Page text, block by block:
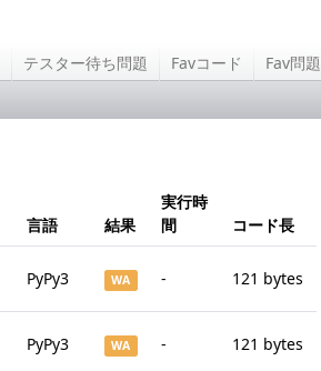
テスター待ち問題 Favコード Fav問題
言語 結果
実行時
間
コード長
PyPy3 WA - 121 bytes
PyPy3 WA - 121 bytes